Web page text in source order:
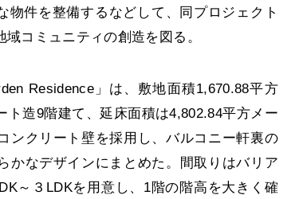
物件を整備するなどして、同プロジェクト
コミュニティの創造を図る。
Residence」は、敷地面積1,670.88平方
ト造9階建て、延床面積は4,802.84平方メー
ンクリート壁を採用し、バルコニー軒裏の
かなデザインにまとめた。間取りはバリア
～３LDKを用意し、1階の階高を大きく確